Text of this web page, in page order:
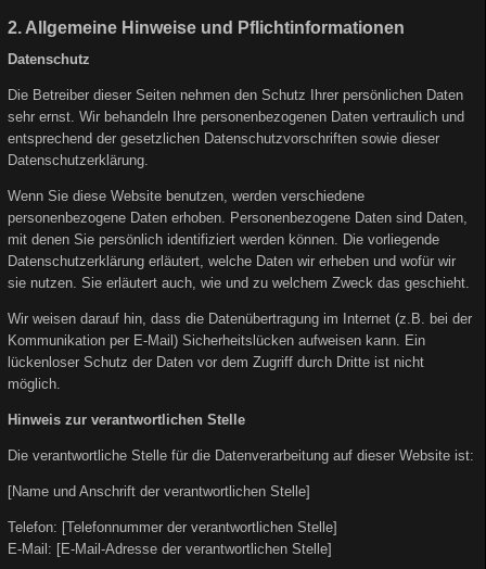
2. Allgemeine Hinweise und Pflichtinformationen
Datenschutz
Die Betreiber dieser Seiten nehmen den Schutz Ihrer persönlichen Daten
sehr ernst. Wir behandeln Ihre personenbezogenen Daten vertraulich und
entsprechend der gesetzlichen Datenschutzvorschriften sowie dieser
Datenschutzerklärung.
Wenn Sie diese Website benutzen, werden verschiedene
personenbezogene Daten erhoben. Personenbezogene Daten sind Daten,
mit denen Sie persönlich identifiziert werden können. Die vorliegende
Datenschutzerklärung erläutert, welche Daten wir erheben und wofür wir
sie nutzen. Sie erläutert auch, wie und zu welchem Zweck das geschieht.
Wir weisen darauf hin, dass die Datenübertragung im Internet (z.B. bei der
Kommunikation per E-Mail) Sicherheitslücken aufweisen kann. Ein
lückenloser Schutz der Daten vor dem Zugriff durch Dritte ist nicht
möglich.
Hinweis zur verantwortlichen Stelle
Die verantwortliche Stelle für die Datenverarbeitung auf dieser Website ist:
[Name und Anschrift der verantwortlichen Stelle]
Telefon: [Telefonnummer der verantwortlichen Stelle]
E-Mail: [E-Mail-Adresse der verantwortlichen Stelle]